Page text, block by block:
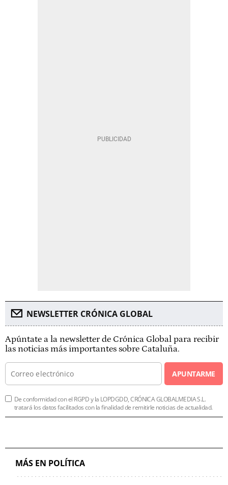
NEWSLETTER CRÓNICA GLOBAL
Apúntate a la newsletter de Crónica Global para recibir
las noticias más importantes sobre Cataluña.
APUNTARME
De conformidad con el RGPD y la LOPDGDD, CRÓNICA GLOBALMEDIA S.L.
tratará los datos facilitados con la finalidad de remitirle noticias de actualidad.
MÁS EN POLÍTICA